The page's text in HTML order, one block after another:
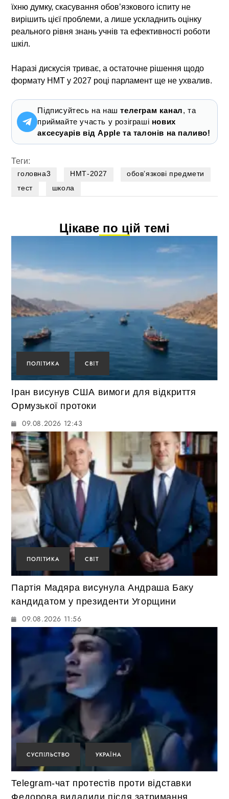
їхню думку, скасування обов’язкового іспиту не
вирішить цієї проблеми, а лише ускладнить оцінку
реального рівня знань учнів та ефективності роботи
шкіл.
Наразі дискусія триває, а остаточне рішення щодо
формату НМТ у 2027 році парламент ще не ухвалив.
Підписуйтесь на наштелеграм канал, та
приймайте участь у розіграші нових
аксесуарів від Apple та талонів на паливо!
Теги:
головна3 НМТ-2027
обовʼязкові предмети
тест
школа
Цікаве по цій темі
ПОЛІТИКА СВІТ
Іран висунув США вимоги для відкриття
Ормузької протоки
09.08.2026 12:43
ПОЛІТИКА СВІТ
Партія Мадяра висунула Андраша Баку
кандидатом у президенти Угорщини
09.08.2026 11:56
СУСПІЛЬСТВО УКРАЇНА
Telegram-чат протестів проти відставки